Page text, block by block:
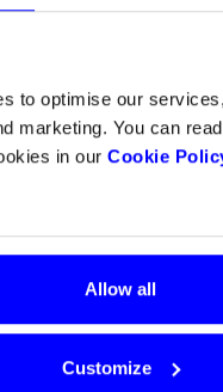
to optimise our
marketing. You can
in our Cookie
Allow all
Customize